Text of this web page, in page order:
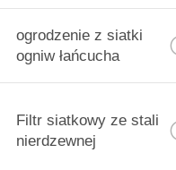
ogrodzenie z siatki
ogniw łańcucha
Filtr siatkowy ze stali
nierdzewnej